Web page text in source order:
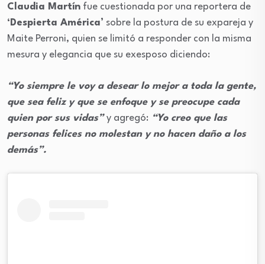
Claudia Martín fue cuestionada por una reportera de
‘Despierta América’ sobre la postura de su expareja y
Maite Perroni, quien se limitó a responder con la misma
mesura y elegancia que su exesposo diciendo:
“Yo siempre le voy a desear lo mejor a toda la gente,
que sea feliz y que se enfoque y se preocupe cada
quien por sus vidas”y agregó: “Yo creo que las
personas felices no molestan y no hacen daño a los
demás”.